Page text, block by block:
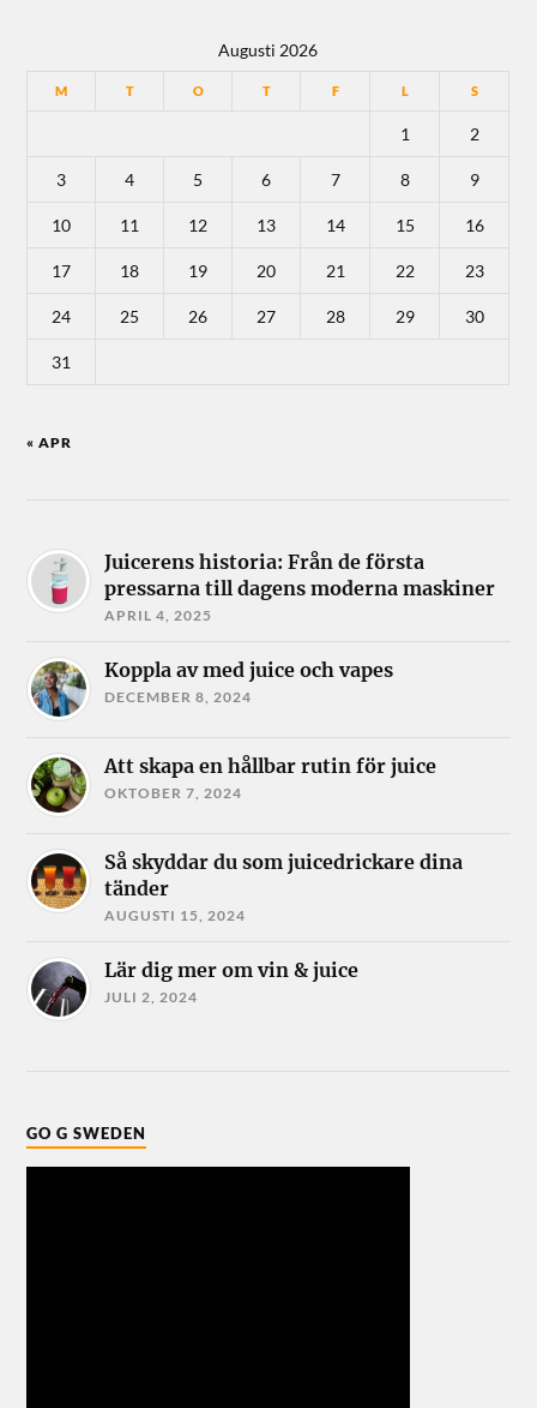
Augusti 2026
M T O T F L S
1 2
3 4 5 6 7 8 9
10 11 12 13 14 15 16
17 18 19 20 21 22 23
24 25 26 27 28 29 30
31
« APR
Juicerens historia: Från de första
pressarna till dagens moderna maskiner
APRIL 4, 2025
Koppla av med juice och vapes
DECEMBER 8, 2024
Att skapa en hållbar rutin för juice
OKTOBER 7, 2024
Så skyddar du som juicedrickare dina
tänder
AUGUSTI 15, 2024
Lär dig mer om vin & juice
JULI 2, 2024
GO G SWEDEN